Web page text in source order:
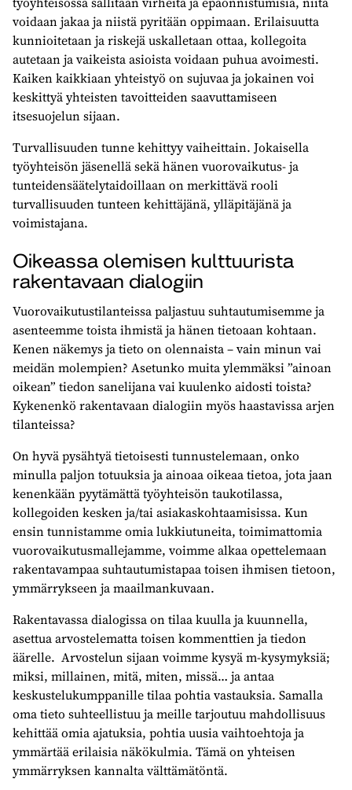
voidaan jakaa ja niistä pyritään oppimaan. Erilaisuutta
kunnioitetaan ja riskejä uskalletaan ottaa, kollegoita
autetaan ja vaikeista asioista voidaan puhua avoimesti.
Kaiken kaikkiaan yhteistyö on sujuvaa ja jokainen voi
keskittyä yhteisten tavoitteiden saavuttamiseen
itsesuojelun sijaan.
Turvallisuuden tunne kehittyy vaiheittain. Jokaisella
työyhteisön jäsenellä sekä hänen vuorovaikutus- ja
tunteidensäätelytaidoillaan on merkittävä rooli
turvallisuuden tunteen kehittäjänä, ylläpitäjänä ja
voimistajana.
Oikeassa olemisen kulttuurista
rakentavaan dialogiin
Vuorovaikutustilanteissa paljastuu suhtautumisemme ja
asenteemme toista ihmistä ja hänen tietoaan kohtaan.
Kenen näkemys ja tieto on olennaista – vain minun vai
meidän molempien? Asetunko muita ylemmäksi ”ainoan
oikean” tiedon sanelijana vai kuulenko aidosti toista?
Kykenenkö rakentavaan dialogiin myös haastavissa arjen
tilanteissa?
On hyvä pysähtyä tietoisesti tunnustelemaan, onko
minulla paljon totuuksia ja ainoaa oikeaa tietoa, jota jaan
kenenkään pyytämättä työyhteisön taukotilassa,
kollegoiden kesken ja/tai asiakaskohtaamisissa. Kun
ensin tunnistamme omia lukkiutuneita, toimimattomia
vuorovaikutusmallejamme, voimme alkaa opettelemaan
rakentavampaa suhtautumistapaa toisen ihmisen tietoon,
ymmärrykseen ja maailmankuvaan.
Rakentavassa dialogissa on tilaa kuulla ja kuunnella,
asettua arvostelematta toisen kommenttien ja tiedon
äärelle. Arvostelun sijaan voimme kysyä m-kysymyksiä;
miksi, millainen, mitä, miten, missä… ja antaa
keskustelukumppanille tilaa pohtia vastauksia. Samalla
oma tieto suhteellistuu ja meille tarjoutuu mahdollisuus
kehittää omia ajatuksia, pohtia uusia vaihtoehtoja ja
ymmärtää erilaisia näkökulmia. Tämä on yhteisen
ymmärryksen kannalta välttämätöntä.